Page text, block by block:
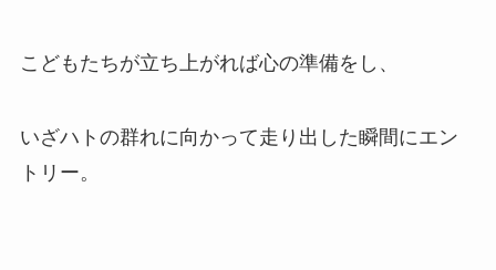
こどもたちが立ち上がれば心の準備をし、
いざハトの群れに向かって走り出した瞬間にエン
トリー。